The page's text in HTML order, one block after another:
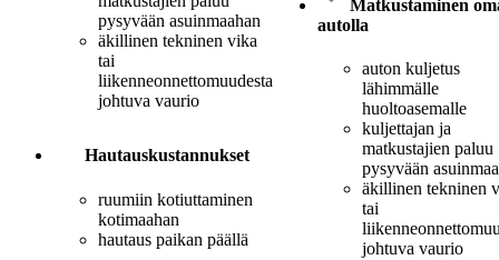
pysyvään asuinmaahan
äkillinen tekninen vika
tai
liikenneonnettomuudesta
johtuva vaurio
Hautauskustannukset
ruumiin kotiuttaminen
kotimaahan
hautaus paikan päällä
Matkustaminen
autolla
auton kuljetus
lähimmälle
huoltoasemalle
kuljettajan ja
matkustajien paluu
pysyvään
äkillinen tekninen
tai
johtuva vaurio